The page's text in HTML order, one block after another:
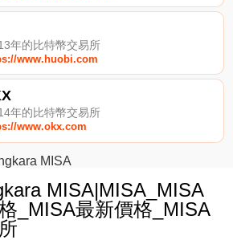
年的比特幣交易所
www.huobi.com
年的比特幣交易所
www.okx.com
MISA
MISA|MISA_MISA
_MISA最新價格_MISA